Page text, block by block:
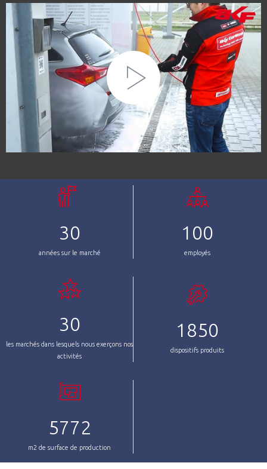
30
années sur le marché
100
employés
30
les marchés dans lesquels nous exerçons nos
activités
1850
dispositifs produits
5772
m2 de surface de production